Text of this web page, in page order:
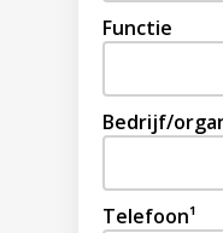
Functie
Bedrijf/
Telefoon¹